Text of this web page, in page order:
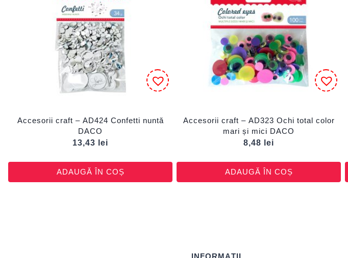
Accesorii craft – AD424 Confetti nuntă
DACO
13,43
lei
ADAUGĂ ÎN COȘ
Accesorii craft – AD323 Ochi total color
mari și mici DACO
8,48
lei
ADAUGĂ ÎN COȘ
INFORMAȚII